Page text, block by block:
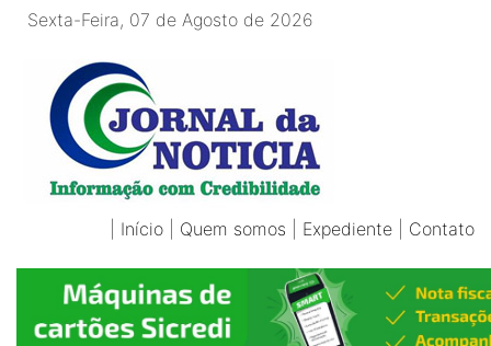
Sexta-Feira, 07 de Agosto de 2026
Início Quem somos Expediente Contato